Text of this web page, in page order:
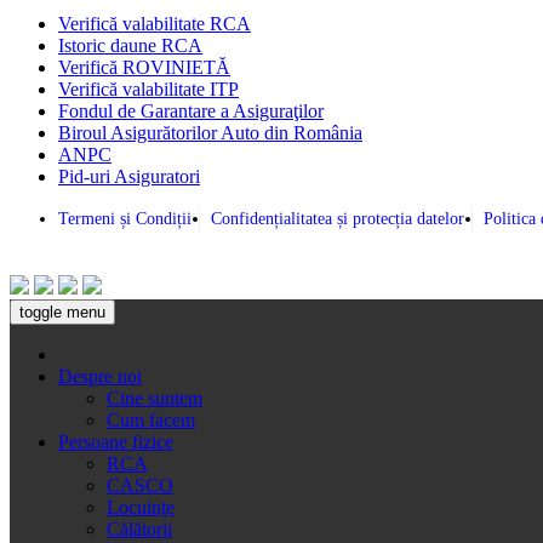
Verifică valabilitate RCA
Istoric daune RCA
Verifică ROVINIETĂ
Verifică valabilitate ITP
Fondul de Garantare a Asiguraţilor
Biroul Asigurătorilor Auto din România
ANPC
Pid-uri Asiguratori
Termeni și Condiții Confidențialitatea și protecția datelor Politica
toggle menu
Despre noi
Cine suntem
Cum facem
Persoane fizice
RCA
CASCO
Locuinţe
Călătorii